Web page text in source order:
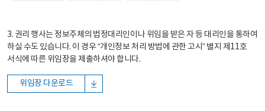
3. 권리 행사는 정보주체의 법정대리인이나 위임을 받은 자 등 대리인을 통하여
하실 수도 있습니다. 이 경우 “개인정보 처리 방법에 관한 고시” 별지 제11호
서식에 따른 위임장을 제출하셔야 합니다.
위임장 다운로드